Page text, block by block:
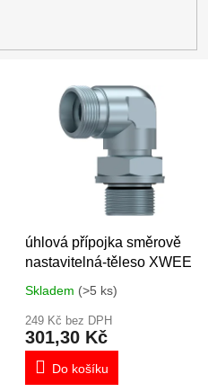
úhlová přípojka směrově
nastavitelná-těleso XWEE
Skladem (>5 ks)
249 Kč bez DPH
301,30 Kč
Do košíku